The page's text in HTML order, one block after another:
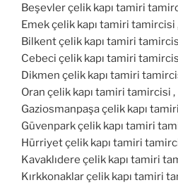
Beşevler çelik kapı tamiri
Emek çelik kapı tamiri tamircisi
Bilkent çelik kapı tamiri
Cebeci çelik kapı tamiri
Dikmen çelik kapı tamiri
Oran çelik kapı tamiri tamircisi ,
Gaziosmanpaşa çelik kapı
Güvenpark çelik kapı tamiri
Hürriyet çelik kapı tamiri
Kavaklıdere çelik kapı tamiri
Kırkkonaklar çelik kapı tamiri